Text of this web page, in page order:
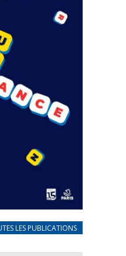
LES PUBLICATIONS